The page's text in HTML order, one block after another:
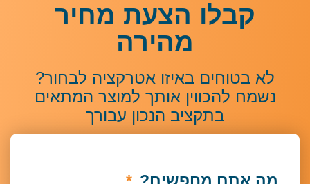
קבלו הצעת מחיר
מהירה
לא בטוחים באיזו אטרקציה לבחור?
נשמח להכווין אותך למוצר המתאים
בתקציב הנכון עבורך